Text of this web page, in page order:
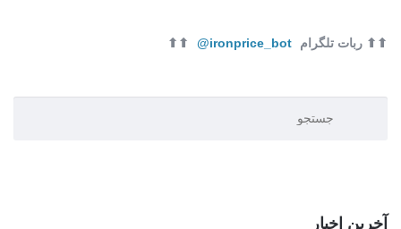
⬆⬆ ربات تلگرام ironprice_bot@
⬆⬆
آخرین اخبار